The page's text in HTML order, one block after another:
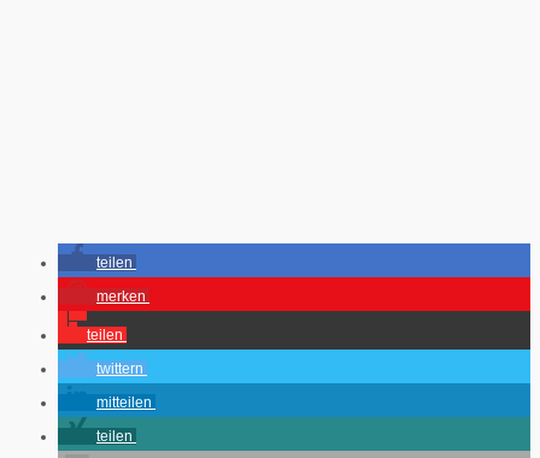
teilen
merken
teilen
twittern
mitteilen
teilen